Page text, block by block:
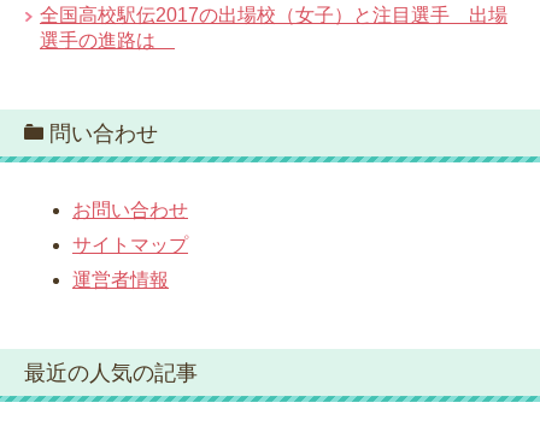
全国高校駅伝2017の出場校（女子）と注目選手 出場
選手の進路は
問い合わせ
お問い合わせ
サイトマップ
運営者情報
最近の人気の記事